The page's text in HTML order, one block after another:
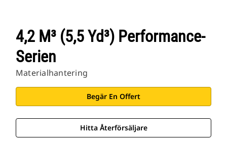
4,2 M³ (5,5 Yd³) Performance-
Serien
Materialhantering
Begär En Offert
Hitta Återförsäljare